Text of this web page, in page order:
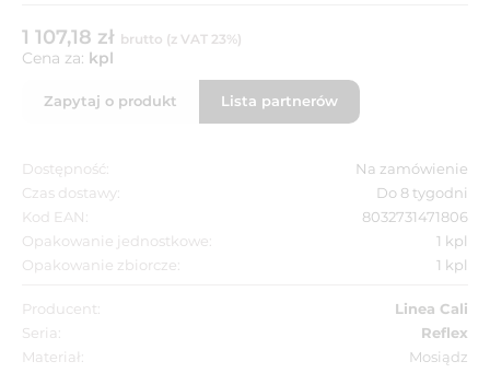
1 107,18 zł brutto (z VAT 23%)
Cena za: kpl
Zapytaj o produkt Lista partnerów
Dostępność:
Na zamówienie
Czas dostawy:
Do 8 tygodni
Kod EAN:
8032731471806
Opakowanie jednostkowe:
1 kpl
Opakowanie zbiorcze:
1 kpl
Producent:
Linea Cali
Seria:
Reflex
Materiał:
Mosiądz